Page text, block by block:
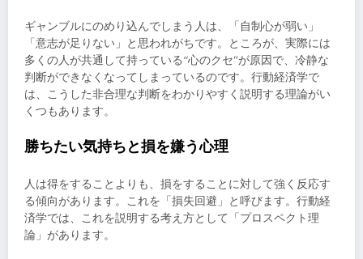
ギャンブルにのめり込んでしまう人は、「自制心が弱い」
「意志が足りない」と思われがちです。ところが、実際には
多くの人が共通して持っている“心のクセ”が原因で、冷静な
判断ができなくなってしまっているのです。行動経済学で
は、こうした非合理な判断をわかりやすく説明する理論がい
くつもあります。
勝ちたい気持ちと損を嫌う心理
人は得をすることよりも、損をすることに対して強く反応す
る傾向があります。これを「損失回避」と呼びます。行動経
済学では、これを説明する考え方として「プロスペクト理
論」があります。